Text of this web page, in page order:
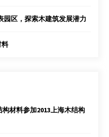
园区，探索木建筑发展潜力
构材料参加2013上海木结构